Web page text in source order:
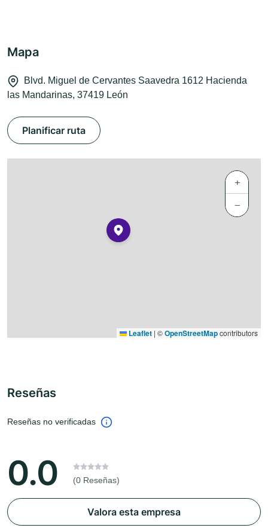
Mapa
Blvd. Miguel de Cervantes Saavedra 1612 Hacienda
las Mandarinas, 37419 León
Planificar ruta
+
−
Leaflet | ©OpenStreetMapcontributors
Reseñas
Reseñas no verificadas
0.0 (0 Reseñas)
Valora esta empresa